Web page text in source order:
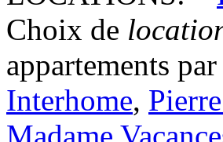
Choix de
appartements
Interhome,